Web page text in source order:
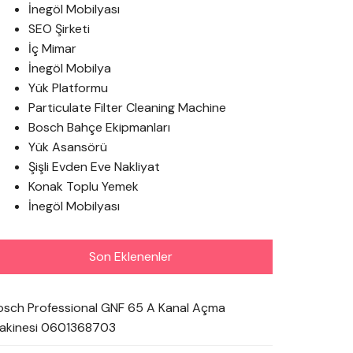
İnegöl Mobilyası
SEO Şirketi
İç Mimar
İnegöl Mobilya
Yük Platformu
Particulate Filter Cleaning Machine
Bosch Bahçe Ekipmanları
Yük Asansörü
Şişli Evden Eve Nakliyat
Konak Toplu Yemek
İnegöl Mobilyası
Son Eklenenler
Professional GNF 65 A Kanal Açma
0601368703